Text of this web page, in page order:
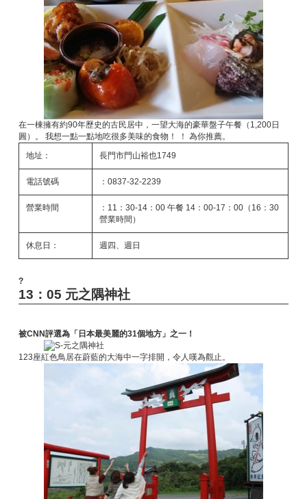
在一棟擁有約90年歷史的古民居中，一望大海的豪華盤子午餐（1,200日
圓）。 我想一點一點地吃很多美味的食物！ ！ 為你推薦。
地址：
長門市門山裕也1749
電話號碼 ：0837-32-2239
營業時間
：11：30-14：00 午餐 14：00-17：00（16：30
營業時間）
休息日： 週四、週日
?
13：05 元之隅神社
被CNN評選為「日本最美麗的31個地方」之一！
123座紅色鳥居在蔚藍的大海中一字排開，令人嘆為觀止。